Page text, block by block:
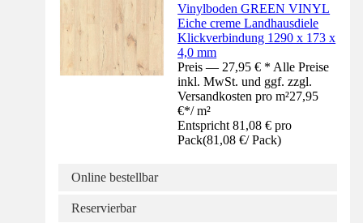
Vinylboden GREEN VINYL
Eiche creme Landhausdiele
Klickverbindung 1290 x 173 x
4,0 mm
Preis — 27,95 € * Alle Preise
inkl. MwSt. und ggf. zzgl.
Versandkosten pro m²27,95
€*/ m²
Entspricht 81,08 € pro
Pack(81,08 €/ Pack)
Online bestellbar
Reservierbar